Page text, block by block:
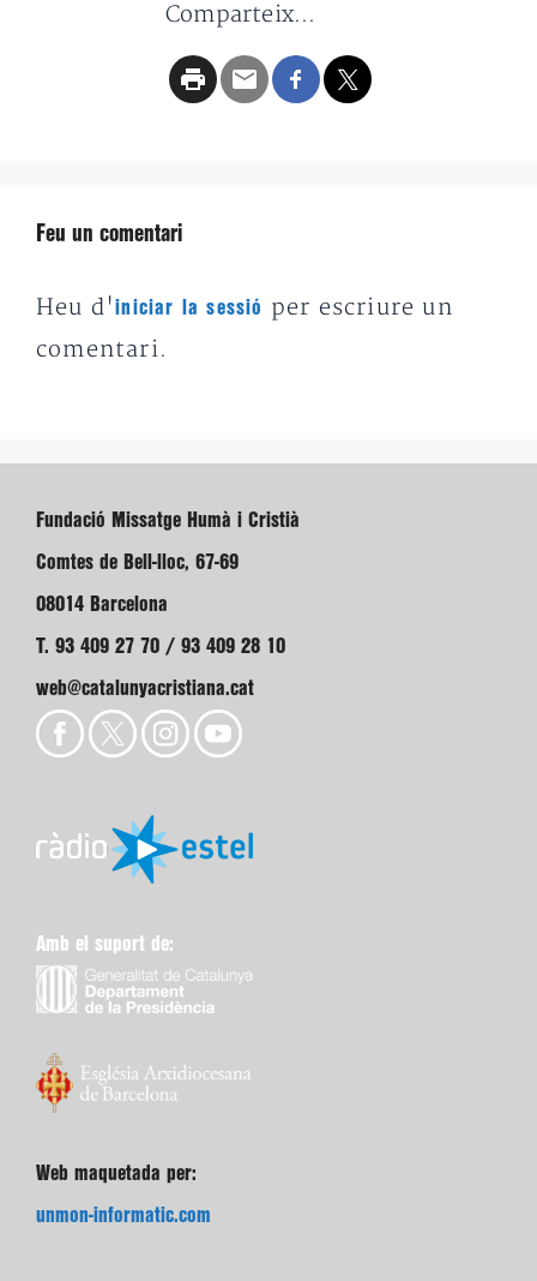
Comparteix...
Feu un comentari
Heu d'iniciar la sessió
per escriure un
comentari.
Fundació Missatge Humà i Cristià
Comtes de Bell-lloc, 67-69
08014 Barcelona
T. 93 409 27 70 / 93 409 28 10
web@catalunyacristiana.cat
Amb el suport de:
Web maquetada per:
unmon-informatic.com